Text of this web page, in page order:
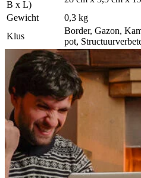
B x L)
Gewicht
0,3 kg
Klus
Border, Gazon,
pot,